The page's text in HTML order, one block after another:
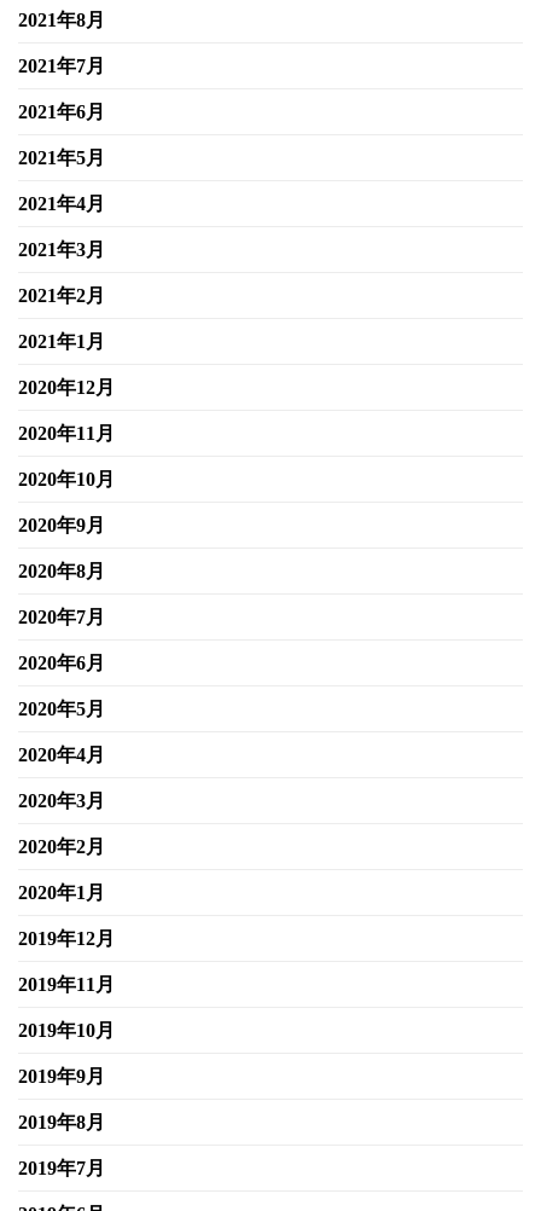
2021年8月
2021年7月
2021年6月
2021年5月
2021年4月
2021年3月
2021年2月
2021年1月
2020年12月
2020年11月
2020年10月
2020年9月
2020年8月
2020年7月
2020年6月
2020年5月
2020年4月
2020年3月
2020年2月
2020年1月
2019年12月
2019年11月
2019年10月
2019年9月
2019年8月
2019年7月